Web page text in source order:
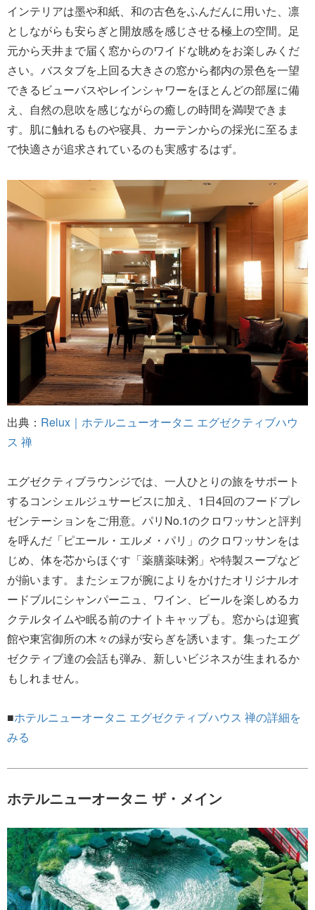
インテリアは墨や和紙、和の古色をふんだんに用いた、凛
としながらも安らぎと開放感を感じさせる極上の空間。足
元から天井まで届く窓からのワイドな眺めをお楽しみくだ
さい。バスタブを上回る大きさの窓から都内の景色を一望
できるビューバスやレインシャワーをほとんどの部屋に備
え、自然の息吹を感じながらの癒しの時間を満喫できま
す。肌に触れるものや寝具、カーテンからの採光に至るま
で快適さが追求されているのも実感するはず。
出典： Relux｜ホテルニューオータニ エグゼクティブハウ
ス 禅
エグゼクティブラウンジでは、一人ひとりの旅をサポート
するコンシェルジュサービスに加え、1日4回のフードプレ
ゼンテーションをご用意。パリNo.1のクロワッサンと評判
を呼んだ「ピエール・エルメ・パリ」のクロワッサンをは
じめ、体を芯からほぐす「薬膳薬味粥」や特製スープなど
が揃います。またシェフが腕によりをかけたオリジナルオ
ードブルにシャンパーニュ、ワイン、ビールを楽しめるカ
クテルタイムや眠る前のナイトキャップも。窓からは迎賓
館や東宮御所の木々の緑が安らぎを誘います。集ったエグ
ゼクティブ達の会話も弾み、新しいビジネスが生まれるか
もしれません。
■ホテルニューオータニ エグゼクティブハウス 禅の詳細を
みる
ホテルニューオータニ ザ・メイン